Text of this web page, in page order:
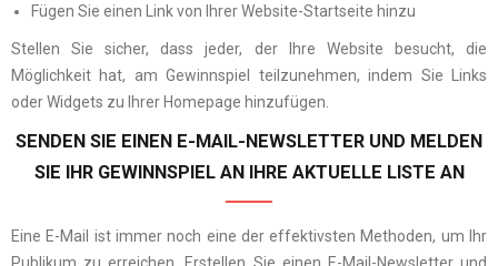
Fügen Sie einen Link von Ihrer Website-Startseite hinzu
Stellen Sie sicher, dass jeder, der Ihre Website besucht, die
Möglichkeit hat, am Gewinnspiel teilzunehmen, indem Sie Links
oder Widgets zu Ihrer Homepage hinzufügen.
SENDEN SIE EINEN E-MAIL-NEWSLETTER UND MELDEN
SIE IHR GEWINNSPIEL AN IHRE AKTUELLE LISTE AN
Eine E-Mail ist immer noch eine der effektivsten Methoden, um Ihr
Publikum zu erreichen. Erstellen Sie einen E-Mail-Newsletter und